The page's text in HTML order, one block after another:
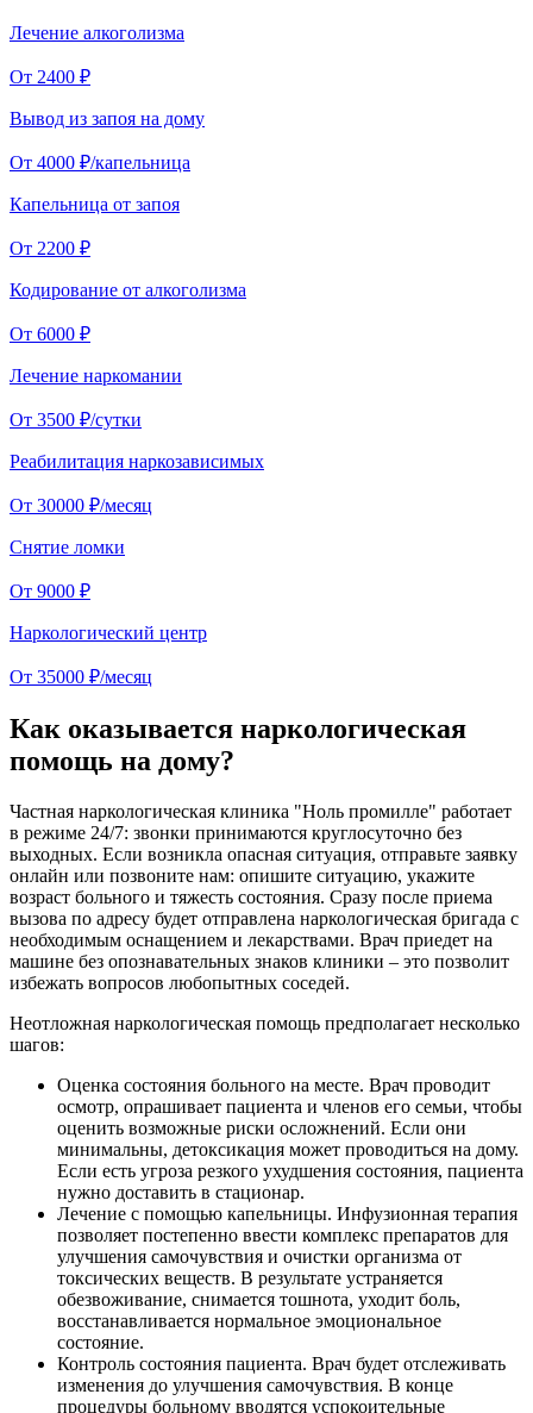
Лечение алкоголизма
От 2400 ₽
Вывод из запоя на дому
От 4000 ₽/капельница
Капельница от запоя
От 2200 ₽
Кодирование от алкоголизма
От 6000 ₽
Лечение наркомании
От 3500 ₽/сутки
Реабилитация наркозависимых
От 30000 ₽/месяц
Снятие ломки
От 9000 ₽
Наркологический центр
От 35000 ₽/месяц
Как оказывается наркологическая
помощь на дому?
Частная наркологическая клиника "Ноль промилле" работает
в режиме 24/7: звонки принимаются круглосуточно без
выходных. Если возникла опасная ситуация, отправьте заявку
онлайн или позвоните нам: опишите ситуацию, укажите
возраст больного и тяжесть состояния. Сразу после приема
вызова по адресу будет отправлена наркологическая бригада с
необходимым оснащением и лекарствами. Врач приедет на
машине без опознавательных знаков клиники – это позволит
избежать вопросов любопытных соседей.
Неотложная наркологическая помощь предполагает несколько
шагов:
Оценка состояния больного на месте. Врач проводит
осмотр, опрашивает пациента и членов его семьи, чтобы
оценить возможные риски осложнений. Если они
минимальны, детоксикация может проводиться на дому.
Если есть угроза резкого ухудшения состояния, пациента
нужно доставить в стационар.
Лечение с помощью капельницы. Инфузионная терапия
позволяет постепенно ввести комплекс препаратов для
улучшения самочувствия и очистки организма от
токсических веществ. В результате устраняется
обезвоживание, снимается тошнота, уходит боль,
восстанавливается нормальное эмоциональное
состояние.
Контроль состояния пациента. Врач будет отслеживать
изменения до улучшения самочувствия. В конце
процедуры больному вводятся успокоительные